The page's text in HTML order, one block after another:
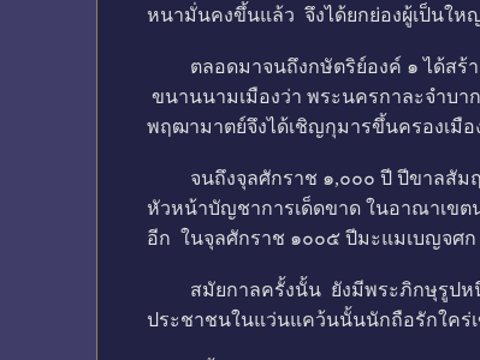
หนามั่นคงขึ้นแล้ว จึงได้ยกย่องผู้เป็นใ
ตลอดมาจนถึงกษัตริย์องค์ ๑ ได้สร้าง
ขนานนามเมืองว่า พระนครกาละจำบ
พฤฒามาตย์จึงได้เชิญกุมารขึ้นครองเมื
จนถึงจุลศักราช ๑,๐๐๐ ปี ปีขาลสัมฤท
หัวหน้าบัญชาการเด็ดขาด ในอาณาเขต
อีก ในจุลศักราช ๑๐๐๕ ปีมะแมเบญจศก
สมัยกาลครั้งนั้น ยังมีพระภิกษุรูปหนึ่ง
ประชาชนในแว่นแคว้นนั้นนักถือรักใคร่